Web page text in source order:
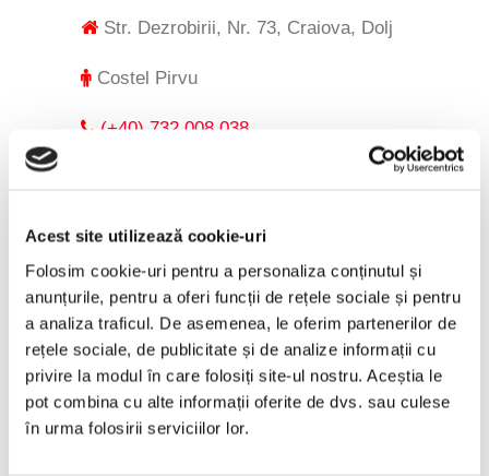
Acest site utilizează cookie-uri
Folosim cookie-uri pentru a personaliza conținutul și
anunțurile, pentru a oferi funcții de rețele sociale și pentru
a analiza traficul. De asemenea, le oferim partenerilor de
rețele sociale, de publicitate și de analize informații cu
privire la modul în care folosiți site-ul nostru. Aceștia le
pot combina cu alte informații oferite de dvs. sau culese
în urma folosirii serviciilor lor.
Str. Dezrobirii, Nr. 73, Craiova, Dolj
Costel Pirvu
(+40) 732 008 038
Nume